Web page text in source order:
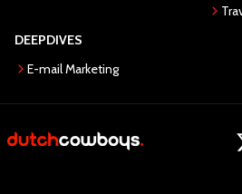
DEEPDIVES
E-mail Marketing